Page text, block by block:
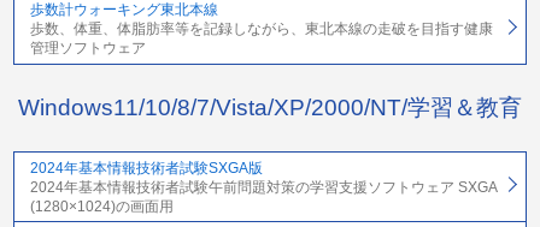
歩数計ウォーキング東北本線
歩数、体重、体脂肪率等を記録しながら、東北本線の走破を目指す健康
管理ソフトウェア
Windows11/10/8/7/Vista/XP/2000/NT/学習＆教育
2024年基本情報技術者試験SXGA版
2024年基本情報技術者試験午前問題対策の学習支援ソフトウェア SXGA
(1280×1024)の画面用